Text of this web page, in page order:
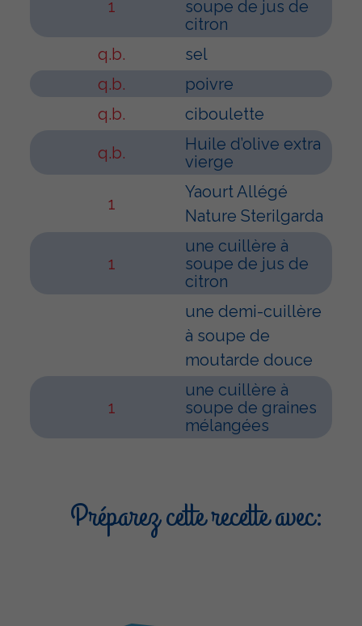
1
soupe de jus de
citron
q.b.
sel
q.b.
poivre
q.b.
ciboulette
q.b.
Huile d’olive extra
vierge
1
Yaourt Allégé
Nature Sterilgarda
1
une cuillère à
soupe de jus de
citron
une demi-cuillère
à soupe de
moutarde douce
1
une cuillère à
soupe de graines
mélangées
Préparez cette recette avec: